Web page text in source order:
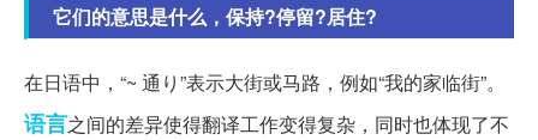
它们的意思是什么，保持?停留?居住?
在日语中，“~ 通り”表示大街或马路，例如“我的家临街”。
语言之间的差异使得翻译工作变得复杂，同时也体现了不